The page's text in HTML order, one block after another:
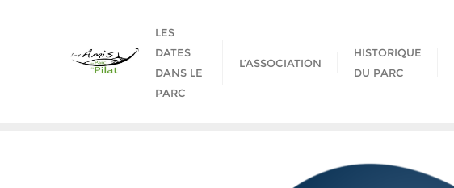
LES
DATES
DANS LE
PARC
L’ASSOCIATION
HISTORIQUE
DU PARC